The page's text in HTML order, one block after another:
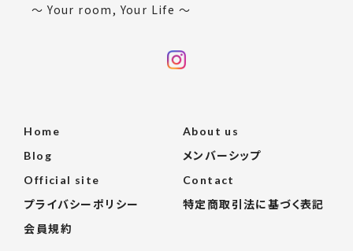
〜 Your room, Your Life 〜
Home
About us
Blog
メンバーシップ
Official site
Contact
プライバシーポリシー
特定商取引法に基づく表記
会員規約